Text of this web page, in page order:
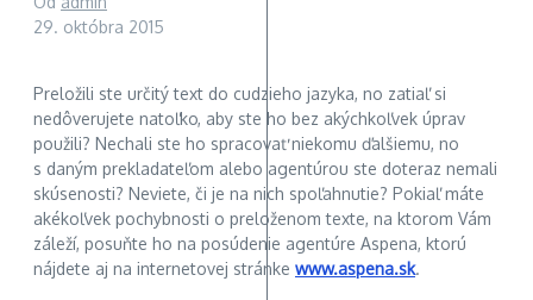
29. októbra 2015
Preložili ste určitý text do cudzieho jazyka, no zatiaľ si
nedôverujete natoľko, aby ste ho bez akýchkoľvek úprav
použili? Nechali ste ho spracovať niekomu ďalšiemu, no
s daným prekladateľom alebo agentúrou ste doteraz nemali
skúsenosti? Neviete, či je na nich spoľahnutie? Pokiaľ máte
akékoľvek pochybnosti o preloženom texte, na ktorom Vám
záleží, posuňte ho na posúdenie agentúre Aspena, ktorú
nájdete aj na internetovej stránke www.aspena.sk.